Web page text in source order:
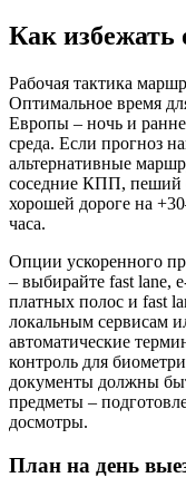
Как избежать
Рабочая тактика
Оптимальное время
Европы – ночь и
среда. Если прогноз
альтернативные
соседние КПП, пеший
хорошей дороге на
часа.
Опции ускоренного
– выбирайте fast lane,
платных полос и fast
локальным сервисам
автоматические
контроль для
документы должны
предметы –
досмотры.
План на день